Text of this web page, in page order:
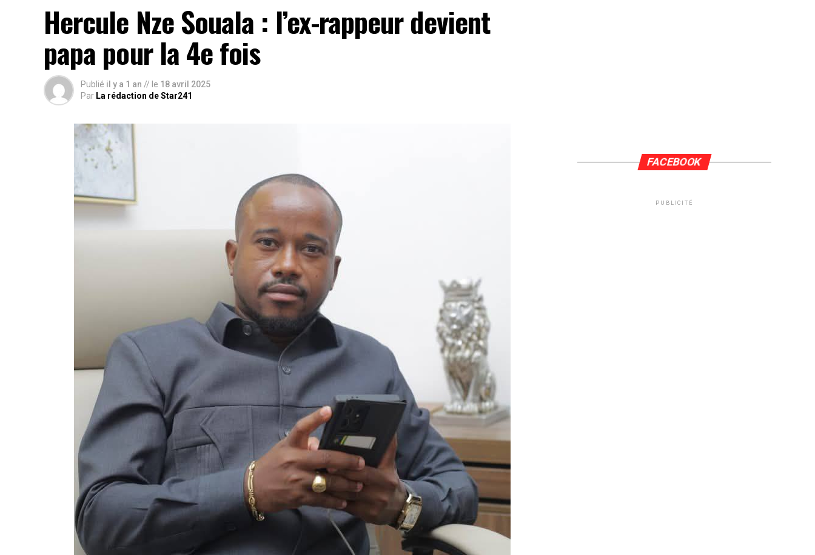
Hercule Nze Souala : l’ex-rappeur devient
papa pour la 4e fois
Publié il y a 1 an // le 18 avril 2025
Par La rédaction de Star241
FACEBOOK
PUBLICITÉ